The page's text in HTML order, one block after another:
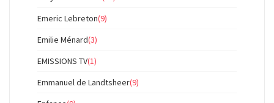
Emeric Lebreton(9)
Emilie Ménard(3)
EMISSIONS TV(1)
Emmanuel de Landtsheer(9)